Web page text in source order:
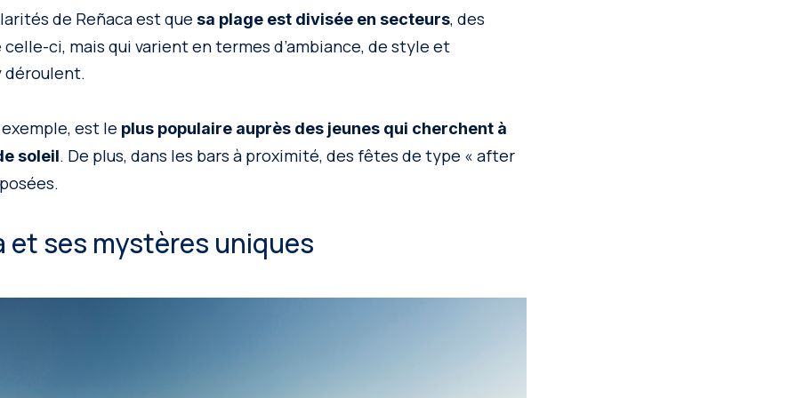
de Reñaca est que sa plage est divisée en secteurs, des
ci, mais qui varient en termes d’ambiance, de style et
déroulent.
est le plus populaire auprès des jeunes qui cherchent à
soleil. De plus, dans les bars à proximité, des fêtes de type « after
et ses mystères uniques